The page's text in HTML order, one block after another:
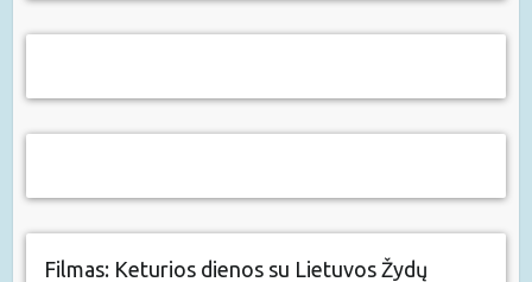
Filmas: Keturios dienos su Lietuvos Žydų